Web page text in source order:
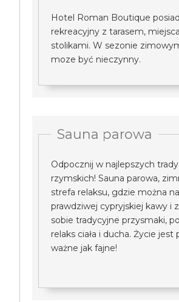
Hotel Roman Boutique
rekreacyjny z tarasem,
stolikami. W sezonie
moze być nieczynny.
Sauna parowa
Odpocznij w najlepszych
rzymskich! Sauna parowa,
strefa relaksu, gdzie można
prawdziwej cypryjskiej kawy i
sobie tradycyjne przysmaki,
relaks ciała i ducha. Życie jest
ważne jak fajne!